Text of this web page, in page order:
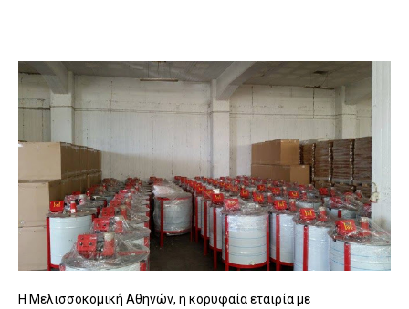
Η Μελισσοκομική Αθηνών, η κορυφαία εταιρία με